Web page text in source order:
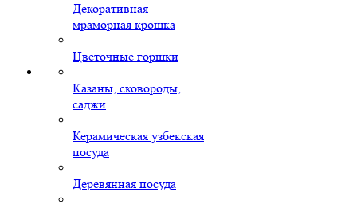
Декоративная
мраморная крошка
Цветочные горшки
Казаны, сковороды,
саджи
Керамическая узбекская
посуда
Деревянная посуда